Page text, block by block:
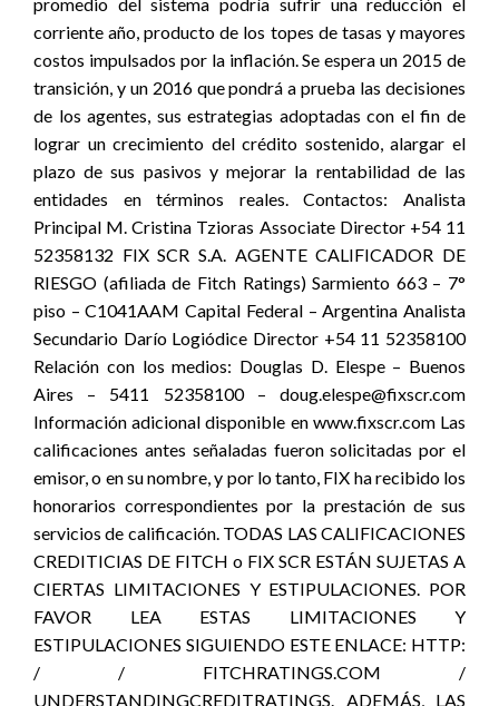
corriente año, producto de los topes de tasas y mayores
costos impulsados por la inflación. Se espera un 2015 de
transición, y un 2016 que pondrá a prueba las decisiones
de los agentes, sus estrategias adoptadas con el fin de
lograr un crecimiento del crédito sostenido, alargar el
plazo de sus pasivos y mejorar la rentabilidad de las
entidades en términos reales. Contactos: Analista
Principal M. Cristina Tzioras Associate Director +54 11
52358132 FIX SCR S.A. AGENTE CALIFICADOR DE
RIESGO (afiliada de Fitch Ratings) Sarmiento 663 – 7°
piso – C1041AAM Capital Federal – Argentina Analista
Secundario Darío Logiódice Director +54 11 52358100
Relación con los medios: Douglas D. Elespe – Buenos
Aires – 5411 52358100 – doug.elespe@fixscr.com
Información adicional disponible en www.fixscr.com Las
calificaciones antes señaladas fueron solicitadas por el
emisor, o en su nombre, y por lo tanto, FIX ha recibido los
honorarios correspondientes por la prestación de sus
servicios de calificación. TODAS LAS CALIFICACIONES
CREDITICIAS DE FITCH o FIX SCR ESTÁN SUJETAS A
CIERTAS LIMITACIONES Y ESTIPULACIONES. POR
FAVOR LEA ESTAS LIMITACIONES Y
ESTIPULACIONES SIGUIENDO ESTE ENLACE: HTTP:
/ / FITCHRATINGS.COM /
UNDERSTANDINGCREDITRATINGS. ADEMÁS, LAS